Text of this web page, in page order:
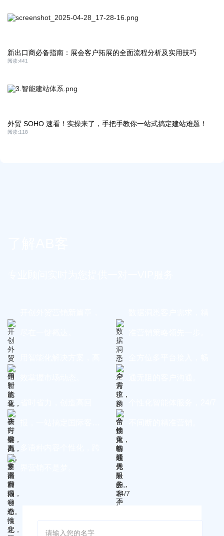
新出口商必备指南：展会客户拓展的全面流程分析及实用技巧
阅读:441
外贸 SOHO 速看！实操来了，手把手教你一站式搞定建站难题！
阅读:118